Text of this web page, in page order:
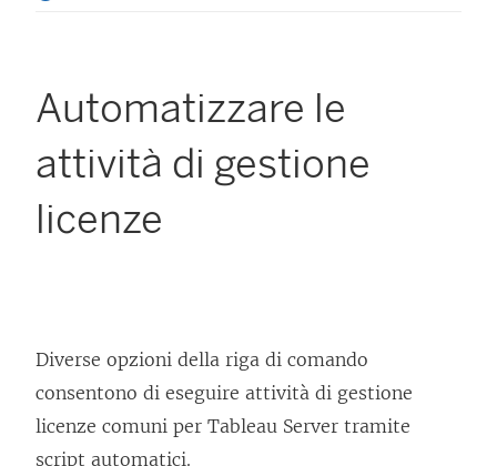
Automatizzare le
attività di gestione
licenze
Diverse opzioni della riga di comando
consentono di eseguire attività di gestione
licenze comuni per Tableau Server tramite
script automatici.